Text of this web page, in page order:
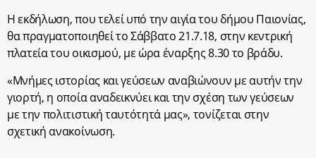
Η εκδήλωση, που τελεί υπό την αιγία του δήμου Παιονίας,
θα πραγματοποιηθεί το Σάββατο 21.7.18, στην κεντρική
πλατεία του οικισμού, με ώρα έναρξης 8.30 το βράδυ.
«Μνήμες ιστορίας και γεύσεων αναβιώνουν με αυτήν την
γιορτή, η οποία αναδεικνύει και την σχέση των γεύσεων
με την πολιτιστική ταυτότητά μας», τονίζεται στην
σχετική ανακοίνωση.